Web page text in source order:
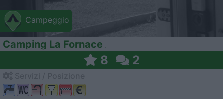
Campeggio
Camping La Fornace
8 2